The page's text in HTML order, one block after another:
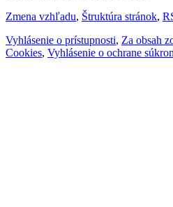
Zmena vzhľadu, Štruktúra stránok,
Vyhlásenie o prístupnosti, Za obsah
Cookies, Vyhlásenie o ochrane